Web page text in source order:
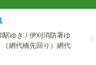
駅ゆき / 伊刈消防署ゆ
網代橋先回り）網代